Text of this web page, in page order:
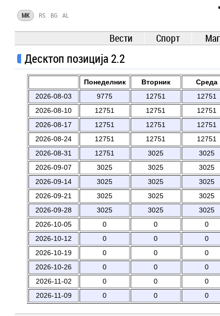
NEWS
MK RS BG AL
Вести Спорт
Десктоп позиција 2.2
Понеделник Вторник
Среда
2026-08-03
9775 12751
12751
2026-08-10
12751 12751
12751
2026-08-17
12751 12751
12751
2026-08-24
12751 12751
12751
2026-08-31
12751 3025
3025
2026-09-07
3025 3025
3025
2026-09-14
3025 3025
3025
2026-09-21
3025 3025
3025
2026-09-28
3025 3025
3025
2026-10-05
0 0
0
2026-10-12
0 0
0
2026-10-19
0 0
0
2026-10-26
0 0
0
2026-11-02
0 0
0
2026-11-09
0 0 0